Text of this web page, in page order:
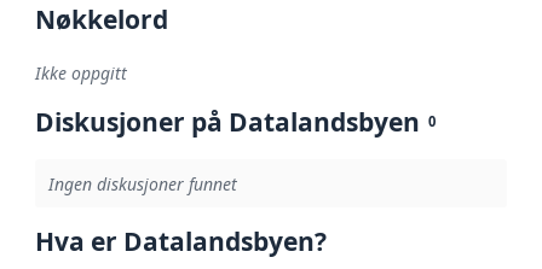
Nøkkelord
Ikke oppgitt
Diskusjoner på Datalandsbyen 0
Ingen diskusjoner funnet
Hva er Datalandsbyen?